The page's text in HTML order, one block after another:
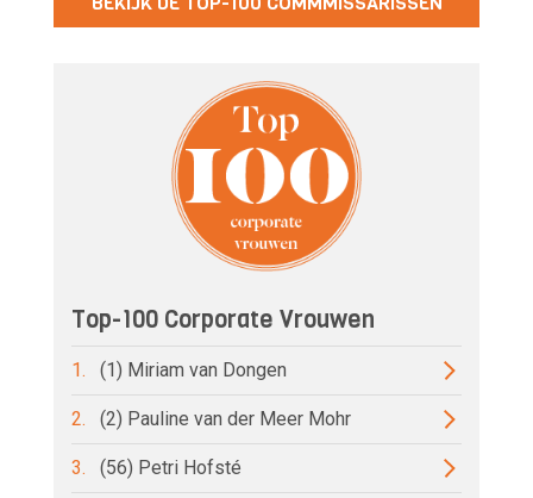
Top-100 Corporate Vrouwen
1. (1) Miriam van Dongen
2. (2) Pauline van der Meer Mohr
3. (56) Petri Hofsté